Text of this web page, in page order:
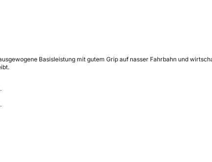
Basisleistung mit gutem Grip auf nasser Fahrbahn und